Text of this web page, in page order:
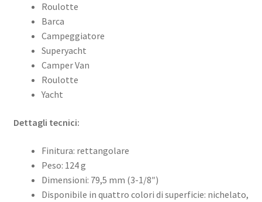
Roulotte
Barca
Campeggiatore
Superyacht
Camper Van
Roulotte
Yacht
Dettagli tecnici:
Finitura: rettangolare
Peso: 124 g
Dimensioni: 79,5 mm (3-1/8″)
Disponibile in quattro colori di superficie: nichelato,